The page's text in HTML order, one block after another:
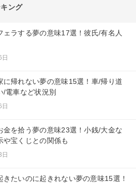
ング
ェラする夢の意味17選！彼氏/有名人
に帰れない夢の意味15選！車/帰り道
/電車など状況別
金を拾う夢の意味23選！小銭/大金な
や宝くじとの関係も
きたいのに起きれない夢の意味15選！